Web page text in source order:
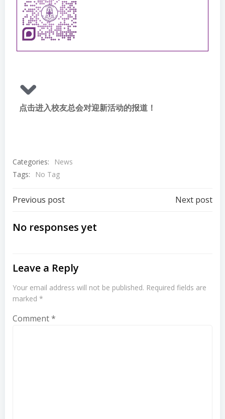
点击进入校友总会对迎新活动的报道！
Categories:
News
Tags:
No Tag
Post
navigation
Previous post Next post
No responses yet
Leave a Reply
Your email address will not be published. Required fields are
marked *
Comment*